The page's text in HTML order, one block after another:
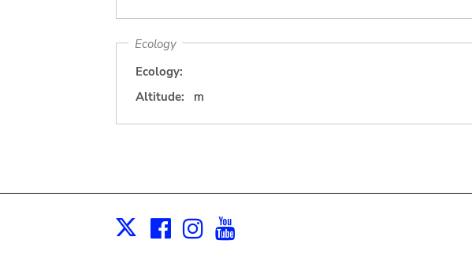
Ecology
Ecology:
Altitude:
m
X Facebook
Instagram